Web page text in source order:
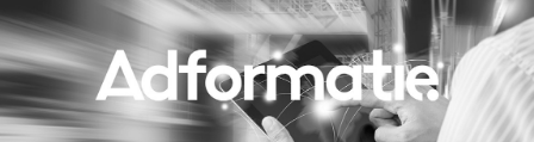
Menu
Home